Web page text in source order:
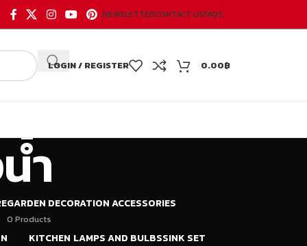
NEWSLETTERCONTACT USFAQS
LOGIN / REGISTER 0.00฿
ำ
GARDEN DECORATION ACCESSORIES
0 Products
KITCHEN LAMPS AND BULBSSINK SET